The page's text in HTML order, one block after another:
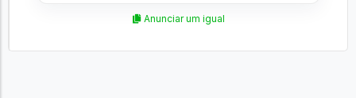
Anunciar um igual